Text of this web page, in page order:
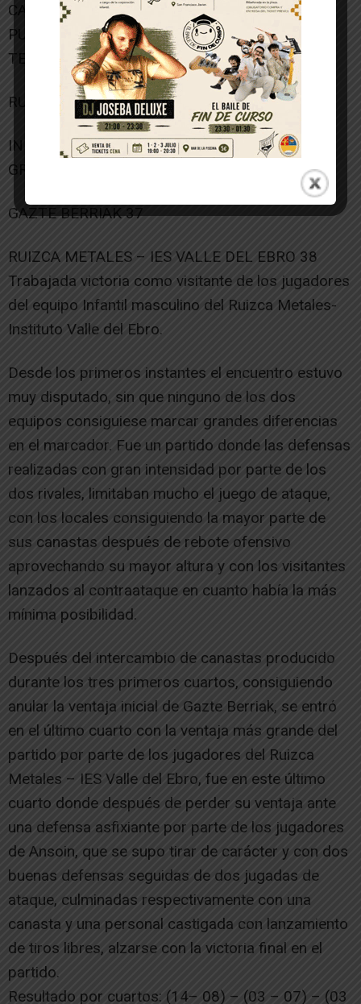
CADETE FEMENINO 2ª CATEGORIA 2º FASE
PUESTOS 29 – 32
TERESIANAS 41
RUIZCA METALES – IES VALLE DEL EBRO 26
INFANTIL MASCULINO 2ª CATEGORIA 1º FASE
GRUPO UNICO
GAZTE BERRIAK 37
RUIZCA METALES – IES VALLE DEL EBRO 38
Trabajada victoria como visitante de los jugadores
del equipo Infantil masculino del Ruizca Metales-
Instituto Valle del Ebro.
Desde los primeros instantes el encuentro estuvo
muy disputado, sin que ninguno de los dos
equipos consiguiese marcar grandes diferencias
en el marcador. Fue un partido donde las defensas
realizadas con gran intensidad por parte de los
dos rivales, limitaban mucho el juego de ataque,
con los locales consiguiendo la mayor parte de
sus canastas después de rebote ofensivo
aprovechando su mayor altura y con los visitantes
lanzados al contraataque en cuanto había la más
mínima posibilidad.
Después del intercambio de canastas producido
durante los tres primeros cuartos, consiguiendo
anular la ventaja inicial de Gazte Berriak, se entró
en el último cuarto con la ventaja más grande del
partido por parte de los jugadores del Ruizca
Metales – IES Valle del Ebro, fue en este último
cuarto donde después de perder su ventaja ante
una defensa asfixiante por parte de los jugadores
de Ansoin, que se supo tirar de carácter y con dos
buenas defensas seguidas de dos jugadas de
ataque, culminadas respectivamente con una
canasta y una personal castigada con lanzamiento
de tiros libres, alzarse con la victoria final en el
partido.
Resultado por cuartos: (14– 08) – (03 – 07) – (03